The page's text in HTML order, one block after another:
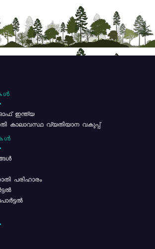
ഇന്ത്യ
കാലാവസ്ഥ വ്യതിയാന വകുപ്പ്
പരിഹാരം